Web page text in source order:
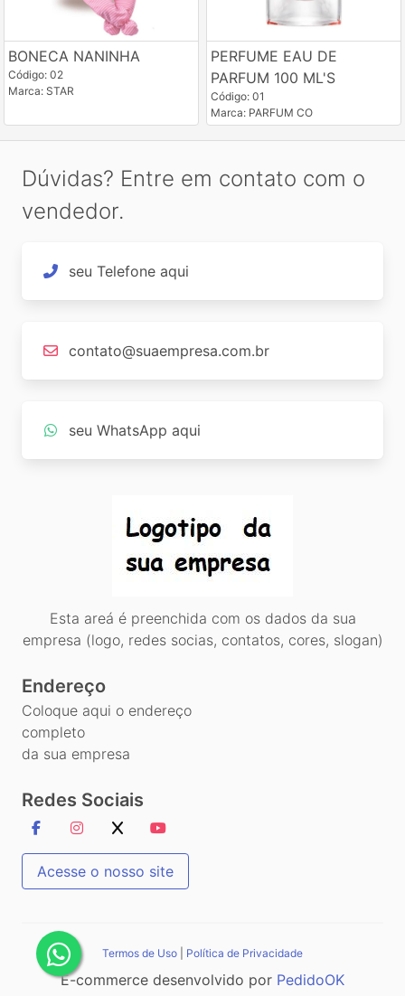
BONECA NANINHA
Código: 02
Marca: STAR
PERFUME EAU DE
PARFUM 100 ML'S
Código: 01
Marca: PARFUM CO
Dúvidas? Entre em contato com o
vendedor.
seu Telefone aqui
contato@suaempresa.com.br
seu WhatsApp aqui
Esta areá é preenchida com os dados da sua
empresa (logo, redes socias, contatos, cores, slogan)
Endereço
Coloque aqui o endereço
completo
da sua empresa
Redes Sociais
Acesse o nosso site
Termos de Uso Política de Privacidade
E-commerce desenvolvido por PedidoOK